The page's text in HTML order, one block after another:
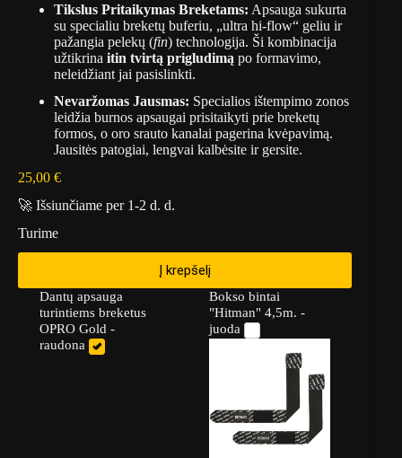
Tikslus Pritaikymas Breketams: Apsauga sukurta
su specialiu breketų buferiu, „ultra hi-flow“ geliu ir
pažangia pelekų (fin) technologija. Ši kombinacija
užtikrina itin tvirtą prigludimą po formavimo,
neleidžiant jai pasislinkti.
Nevaržomas Jausmas: Specialios ištempimo zonos
leidžia burnos apsaugai prisitaikyti prie breketų
formos, o oro srauto kanalai pagerina kvėpavimą.
Jausitės patogiai, lengvai kalbėsite ir gersite.
25,00 €
🚀 Išsiunčiame per 1-2 d. d.
Turime
Į krepšelį
Dantų apsauga
turintiems breketus
OPRO Gold -
raudona
Bokso bintai
"Hitman" 4,5m. -
juoda